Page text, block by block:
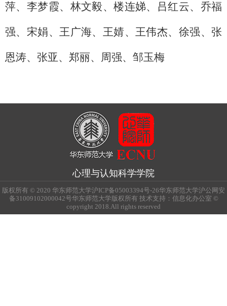
萍、 李梦霞、 林文毅、楼连娣、 吕红云、 乔福
强、 宋娟、王广海、 王婧、王伟杰、 徐强、张
恩涛、 张亚、 郑丽、 周强、 邹玉梅
心理与认知科学学院
版权所有 © 2020 华东师范大学沪ICP备05003394号-26华东师范大学沪公网安
备31009102000042号华东师范大学版权所有 技术支持：信息化办公室 ©
copyright 2018.All rights reserved